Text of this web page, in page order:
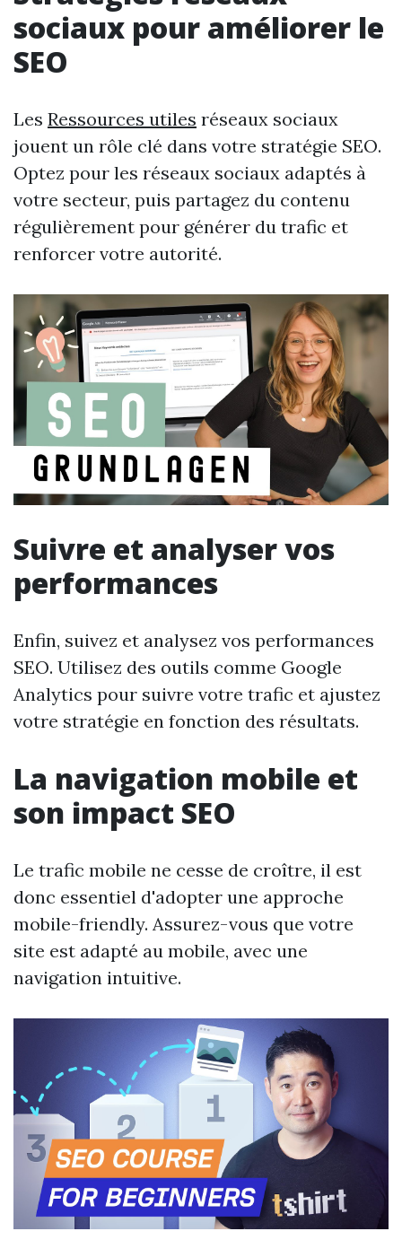
sociaux pour améliorer le
SEO
Les Ressources utiles réseaux sociaux
jouent un rôle clé dans votre stratégie SEO.
Optez pour les réseaux sociaux adaptés à
votre secteur, puis partagez du contenu
régulièrement pour générer du trafic et
renforcer votre autorité.
Suivre et analyser vos
performances
Enfin, suivez et analysez vos performances
SEO. Utilisez des outils comme Google
Analytics pour suivre votre trafic et ajustez
votre stratégie en fonction des résultats.
La navigation mobile et
son impact SEO
Le trafic mobile ne cesse de croître, il est
donc essentiel d'adopter une approche
mobile-friendly. Assurez-vous que votre
site est adapté au mobile, avec une
navigation intuitive.